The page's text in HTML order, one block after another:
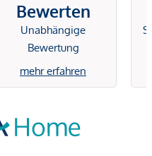
Bewerten
Unabhängige
Bewertung
mehr erfahren